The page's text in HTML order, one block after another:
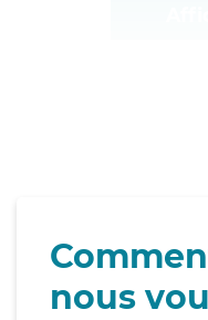
nous